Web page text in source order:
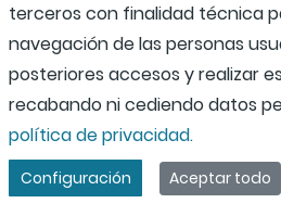
Canal de denuncias
terceros con finalidad técnica
navegación de las personas
posteriores accesos y realizar
recabando ni cediendo datos
política de privacidad.
Configuración Aceptar todo